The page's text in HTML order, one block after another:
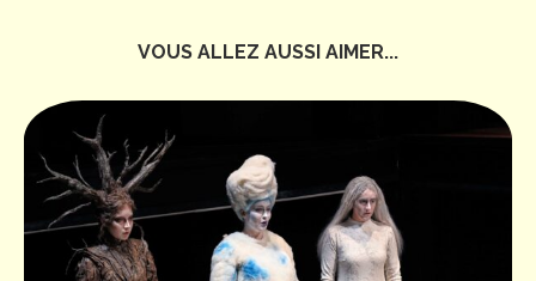
VOUS ALLEZ AUSSI AIMER...